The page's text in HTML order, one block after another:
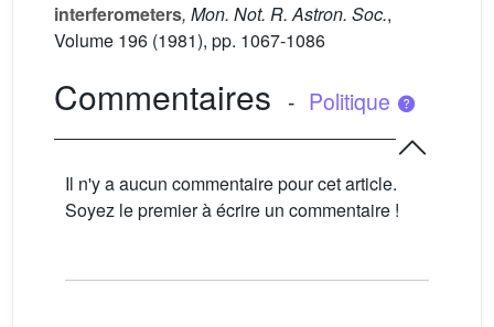
interferometers, Mon. Not. R. Astron. Soc.,
Volume 196 (1981), pp. 1067-1086
Commentaires - Politique
Il n'y a aucun commentaire pour cet article.
Soyez le premier à écrire un commentaire !